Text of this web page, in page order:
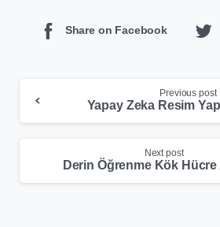
Share on Facebook
Previous post
Next post